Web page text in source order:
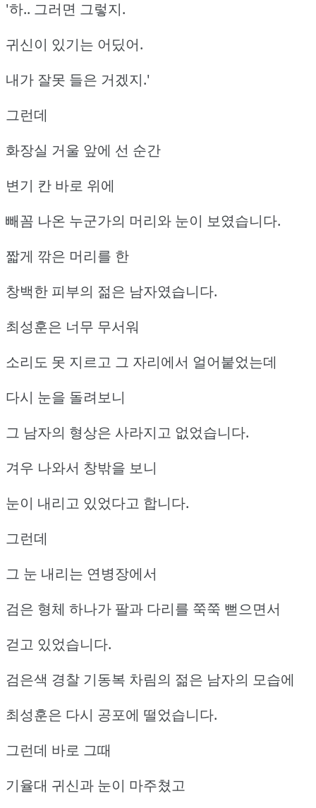
'하.. 그러면 그렇지.
귀신이 있기는 어딨어.
내가 잘못 들은 거겠지.'
그런데
화장실 거울 앞에 선 순간
변기 칸 바로 위에
빼꼼 나온 누군가의 머리와 눈이 보였습니다.
짧게 깎은 머리를 한
창백한 피부의 젊은 남자였습니다.
최성훈은 너무 무서워
소리도 못 지르고 그 자리에서 얼어붙었는데
다시 눈을 돌려보니
그 남자의 형상은 사라지고 없었습니다.
겨우 나와서 창밖을 보니
눈이 내리고 있었다고 합니다.
그런데
그 눈 내리는 연병장에서
검은 형체 하나가 팔과 다리를 쭉쭉 뻗으면서
걷고 있었습니다.
검은색 경찰 기동복 차림의 젊은 남자의 모습에
최성훈은 다시 공포에 떨었습니다.
그런데 바로 그때
기율대 귀신과 눈이 마주쳤고